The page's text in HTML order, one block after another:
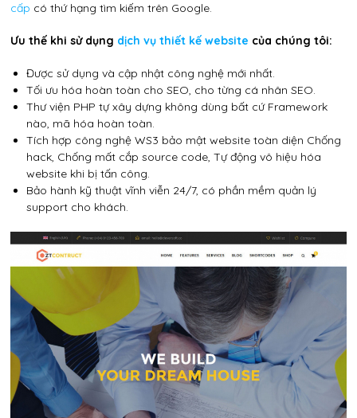
cấp có thứ hạng tìm kiếm trên Google.
Ưu thế khi sử dụng dịch vụ thiết kế website của chúng tôi:
Được sử dụng và cập nhật công nghệ mới nhất.
Tối ưu hóa hoàn toàn cho SEO, cho từng cá nhân SEO.
Thư viện PHP tự xây dựng không dùng bất cứ Framework
nào, mã hóa hoàn toàn.
Tích hợp công nghệ WS3 bảo mật website toàn diện Chống
hack, Chống mất cắp source code, Tự động vô hiệu hóa
website khi bị tấn công.
Bảo hành kỹ thuật vĩnh viễn 24/7, có phần mềm quản lý
support cho khách.